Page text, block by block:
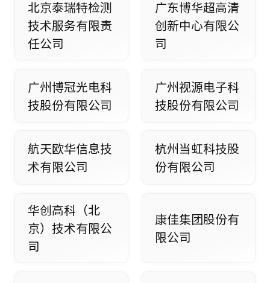
北京泰瑞特检测
技术服务有限责
任公司
广东博华超高清
创新中心有限公
司
广州博冠光电科
技股份有限公司
广州视源电子科
技股份有限公司
航天欧华信息技
术有限公司
杭州当虹科技股
份有限公司
华创高科（北
京）技术有限公
司
康佳集团股份有
限公司